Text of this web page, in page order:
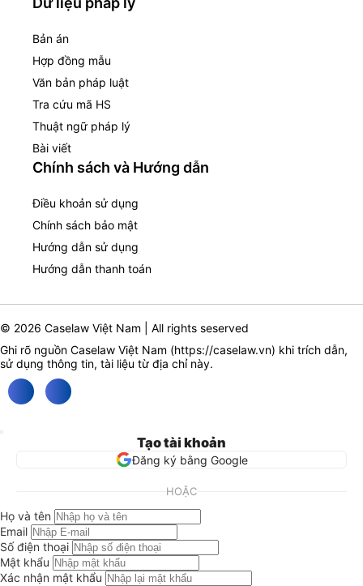
Bản án
Hợp đồng mẫu
Văn bản pháp luật
Tra cứu mã HS
Thuật ngữ pháp lý
Bài viết
Chính sách và Hướng dẫn
Điều khoản sử dụng
Chính sách bảo mật
Hướng dẫn sử dụng
Hướng dẫn thanh toán
© 2026 Caselaw Việt Nam | All rights seserved
Ghi rõ nguồn Caselaw Việt Nam (https://caselaw.vn) khi trích dẫn,
sử dụng thông tin, tài liệu từ địa chỉ này.
Tạo tài khoản
Đăng ký bằng Google
HOẶC
Họ và tên
Email
Số điện thoại
Mật khẩu
Xác nhận mật khẩu